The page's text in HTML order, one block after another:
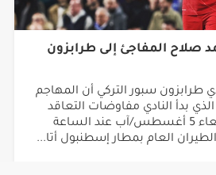
صلاح المفاجئ إلى طرابزون
طرابزون سبور التركي أن المهاجم
بدأ النادي مفاوضات التعاقد
معه، سيصل غدا الأربعاء 5 أغسطس/آب عند الساعة